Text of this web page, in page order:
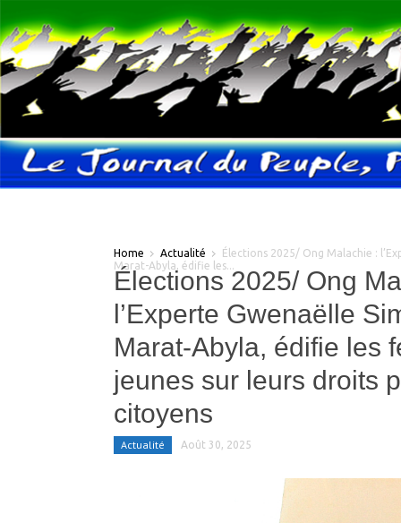
Home Actualité
Élections 2025/ Ong Malachie :
Marat-Abyla, édifie les...
Élections 2025/ Ong
l’Experte Gwenaëlle
Marat-Abyla, édifie les
jeunes sur leurs droits
citoyens
Actualité Août 30, 2025